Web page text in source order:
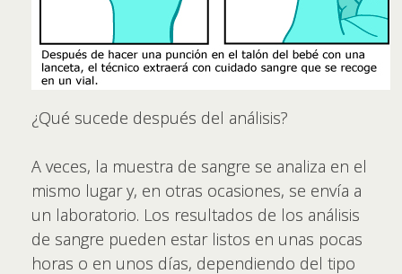
¿Qué sucede después del análisis?
A veces, la muestra de sangre se analiza en el
mismo lugar y, en otras ocasiones, se envía a
un laboratorio. Los resultados de los análisis
de sangre pueden estar listos en unas pocas
horas o en unos días, dependiendo del tipo